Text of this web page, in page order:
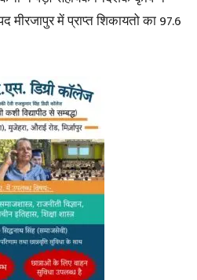
में प्राप्त शिकायतो का 97.6